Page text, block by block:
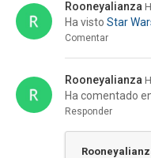
Rooneyalianza
Ha visto Star
Comentar
Rooneyalianza
Ha comentado
Responder